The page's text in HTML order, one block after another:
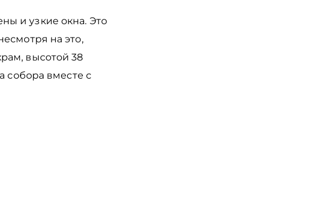
и узкие окна. Это
на это,
высотой 38
собора вместе с